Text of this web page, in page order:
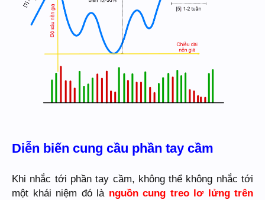
Diễn biến cung cầu phần tay cầm
Khi nhắc tới phần tay cầm, không thể không nhắc tới
một khái niệm đó là nguồn cung treo lơ lửng trên